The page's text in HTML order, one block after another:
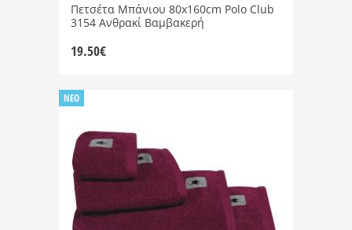
Πετσέτα Μπάνιου 80x160cm Polo Club
3154 Ανθρακί Βαμβακερή
19.50€
NEO